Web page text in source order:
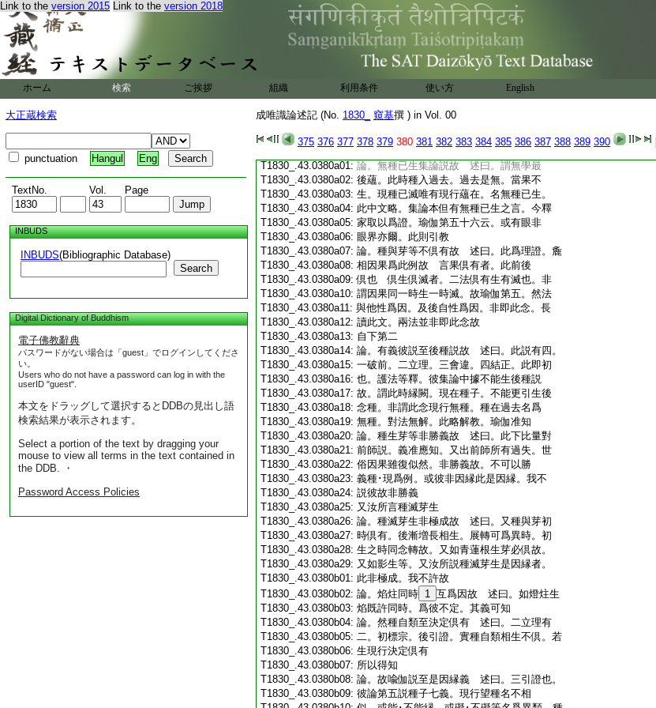
Link to the version 2015 Link to the version 2018
ホーム 検索 ご挨拶 組織 利用条件 使い方 English
大正蔵検索
punctuation Hangul Eng
TextNo. Vol. Page
INBUDS
INBUDS(Bibliographic Database)
Search
Digital Dictionary of Buddhism
電子佛教辭典
パスワードがない場合は「guest」でログインしてくださ
い。
Users who do not have a password can log in with the
userID "guest".
本文をドラッグして選択するとDDBの見出し語
検索結果が表示されます。
Select a portion of the text by dragging your
mouse to view all terms in the text contained in
the DDB. ・
Password Access Policies
成唯識論述記 (No. 1830_ 窺基撰 ) in Vol. 00
375 376 377 378 379 380 381 382 383 384 385 386 387 388 389 390
T1830_.43.0379c19:曰。麁淺之間聲勢似犯。據其細理亦無失
T1830_.43.0379c20: 也。言因感果可先言集。王遂恥論師。命
T1830_.43.0379c21:其史官依此實事具委書之。論師意憤乃
T1830_.43.0379c22:
白責曰。此舌何爲牛群中語。遂自嚙舌落因
而致死。故勝義七十亦爲救之。彼明因果
T1830_.43.0379c24:前後相生。亦有將爲經部之義。大乘雖復
T1830_.43.0379c25:認之。時人謂未入大乘時作。故傳世親菩
T1830_.43.0379c26:薩老年已來。則遣人講自聽此論身猶癈
T1830_.43.0379c27:忘
T1830_.43.0379c28: 今難陀･勝子等朋彼論勢遂復引證對法第
T1830_.43.0380a01: 論。無種已生集論説故 述曰。謂無學最
T1830_.43.0380a02: 後蘊。此時種入過去。過去是無。當果不
T1830_.43.0380a03: 生。現種已滅唯有現行蘊在。名無種已生。
T1830_.43.0380a04: 此中文略。集論本但有無種已生之言。今釋
T1830_.43.0380a05: 家取以爲證。瑜伽第五十六云。或有眼非
T1830_.43.0380a06: 眼界亦爾。此則引教
T1830_.43.0380a07: 論。種與芽等不倶有故 述曰。此爲理證。麁
T1830_.43.0380a08: 相因果爲此例故 言果倶有者。此前後
T1830_.43.0380a09:倶也 倶生倶滅者。二法倶有生有滅也。非
T1830_.43.0380a10: 謂因果同一時生一時滅。故瑜伽第五。然法
T1830_.43.0380a11: 與他性爲因。及後自性爲因。非即此念。長
T1830_.43.0380a12: 讀此文。兩法並非即此念故
T1830_.43.0380a13: 自下第二
T1830_.43.0380a14: 論。有義彼説至後種説故 述曰。此説有四。
T1830_.43.0380a15: 一破前。二立理。三會違。四結正。此即初
T1830_.43.0380a16: 也。護法等釋。彼集論中據不能生後種説
T1830_.43.0380a17: 故。謂此時縁闕。現在種子。不能更引生後
T1830_.43.0380a18: 念種。非謂此念現行無種。種在過去名爲
T1830_.43.0380a19: 無種。對法無解。此略解教。瑜伽准知
T1830_.43.0380a20: 論。種生芽等非勝義故 述曰。此下比量對
T1830_.43.0380a21: 前師説。義准應知。又出前師所有過失。世
T1830_.43.0380a22: 俗因果雖復似然。非勝義故。不可以勝
T1830_.43.0380a23: 義種･現爲例。或彼非因縁此是因縁。我不
T1830_.43.0380a24: 説彼故非勝義
T1830_.43.0380a25: 又汝所言種滅芽生
T1830_.43.0380a26: 論。種滅芽生非極成故 述曰。又種與芽初
T1830_.43.0380a27: 時倶有。後漸増長相生。展轉可爲異時。初
T1830_.43.0380a28: 生之時同念轉故。又如青蓮根生芽必倶故。
T1830_.43.0380a29: 又如影生等。又汝所説種滅芽生是因縁者。
T1830_.43.0380b01: 此非極成。我不許故
T1830_.43.0380b02: 論。焰炷同時 1 互爲因故 述曰。如燈炷生
T1830_.43.0380b03: 焰既許同時。爲彼不定。其義可知
T1830_.43.0380b04: 論。然種自類至決定倶有 述曰。二立理有
T1830_.43.0380b05: 二。初標宗。後引證。實種自類相生不倶。若
T1830_.43.0380b06: 生現行決定倶有
T1830_.43.0380b07: 所以得知
T1830_.43.0380b08: 論。故喩伽説至是因縁義 述曰。三引證也。
T1830_.43.0380b09: 彼論第五説種子七義。現行望種名不相